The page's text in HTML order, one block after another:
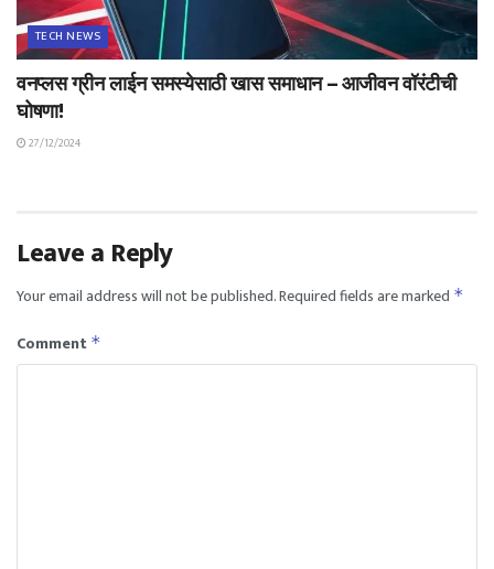
TECH NEWS
वनप्लस ग्रीन लाईन समस्येसाठी खास समाधान – आजीवन वॉरंटीची
घोषणा!
27/12/2024
Leave a Reply
Your email address will not be published.Required fields are marked *
Comment *